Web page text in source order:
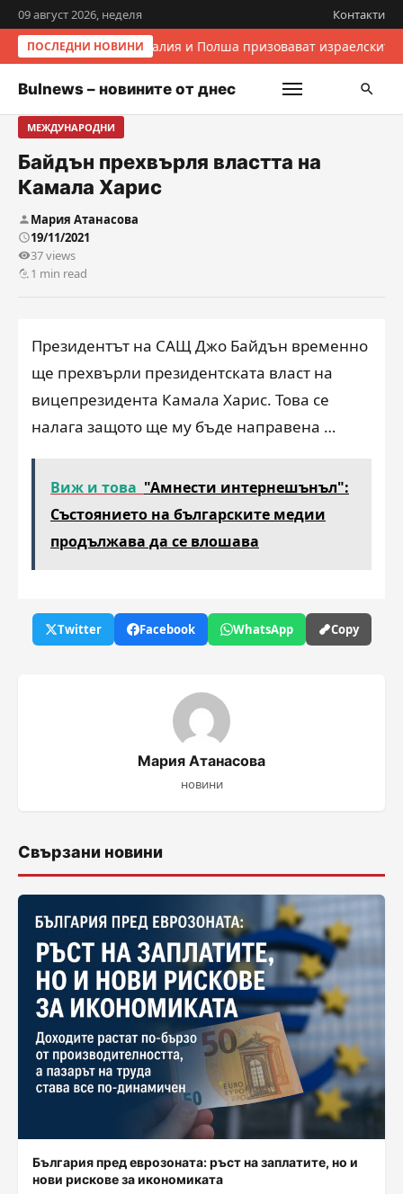
09 август 2026, неделя Контакти
ПОСЛЕДНИ НОВИНИИталия и Полша призовават
Bulnews – новините от днес
МЕЖДУНАРОДНИ
Байдън прехвърля властта на
Камала Харис
Мария Атанасова
19/11/2021
37 views
1 min read
Президентът на САЩ Джо Байдън временно
ще прехвърли президентската власт на
вицепрезидента Камала Харис. Това се
налага защото ще му бъде направена …
Виж и това "Амнести интернешънъл":
Състоянието на българските медии
продължава да се влошава
Twitter Facebook WhatsApp Copy
Мария Атанасова
новини
Свързани новини
България пред еврозоната: ръст на заплатите, но и
нови рискове за икономиката